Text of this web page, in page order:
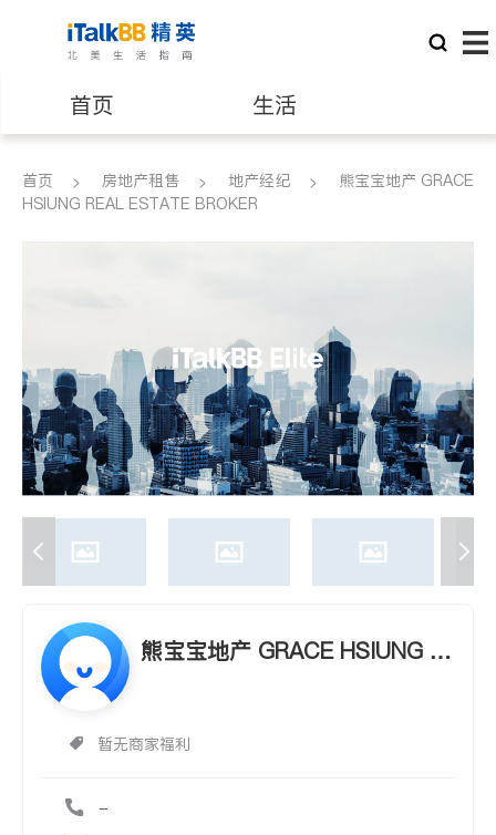
首页 生活
医生 律师
养老 非盈利组织
首页 房地产租售 地产经纪
熊宝宝地产 GRACE
HSIUNG REAL ESTATE BROKER
熊宝宝地产 GRACE HSIUNG R
暂无商家福利
-